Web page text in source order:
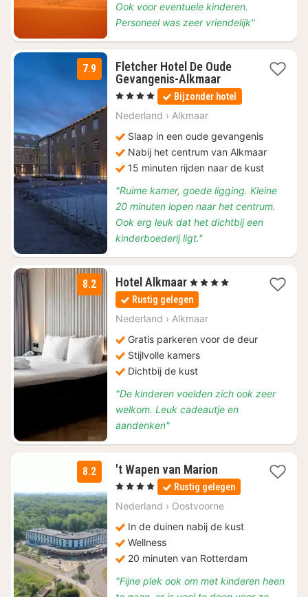
Ook voor eventuele kinderen.
Personeel was zeer vriendelijk"
7.9
Fletcher Hotel De Oude
Gevangenis-Alkmaar1
nacht
vanaf
, 4 Sterren Bijzonder hotel
Nederland › Alkmaar
Slaap in een oude gevangenis
Nabij het centrum van Alkmaar
15 minuten rijden naar de kust
"Ruime kamer, goede ligging. Kleine
20 minuten lopen naar het centrum.
Ook erg leuk dat het dichtbij een
kinderboederij ligt."
8.2 Hotel Alkmaar1
nacht
vanaf
€
, 4 Sterren
Rustig gelegen
Nederland › Alkmaar
Gratis parkeren voor de deur
Stijlvolle kamers
Dichtbij de kust
"De kinderen voelden zich ook zeer
welkom. Leuk cadeautje en
aandenken"
8.2 't Wapen van Marion1
nacht
vanaf
€
, 4 Sterren Rustig gelegen
Nederland › Oostvoorne
In de duinen nabij de kust
Wellness
20 minuten van Rotterdam
"Fijne plek ook om met kinderen heen